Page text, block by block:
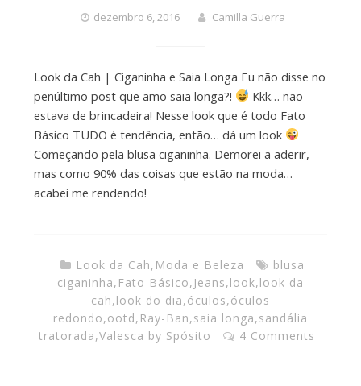
dezembro 6, 2016 Camilla Guerra
Look da Cah | Ciganinha e Saia Longa Eu não disse no
penúltimo post que amo saia longa?!
Kkk… não
estava de brincadeira! Nesse look que é todo Fato
Básico TUDO é tendência, então… dá um look
Começando pela blusa ciganinha. Demorei a aderir,
mas como 90% das coisas que estão na moda…
acabei me rendendo!
Look da Cah, Moda e Beleza
blusa
ciganinha, Fato Básico, Jeans,look,look da
cah,look do dia,óculos,óculos
redondo,ootd, Ray-Ban,saia longa,sandália
tratorada,Valesca by Spósito 4 Comments